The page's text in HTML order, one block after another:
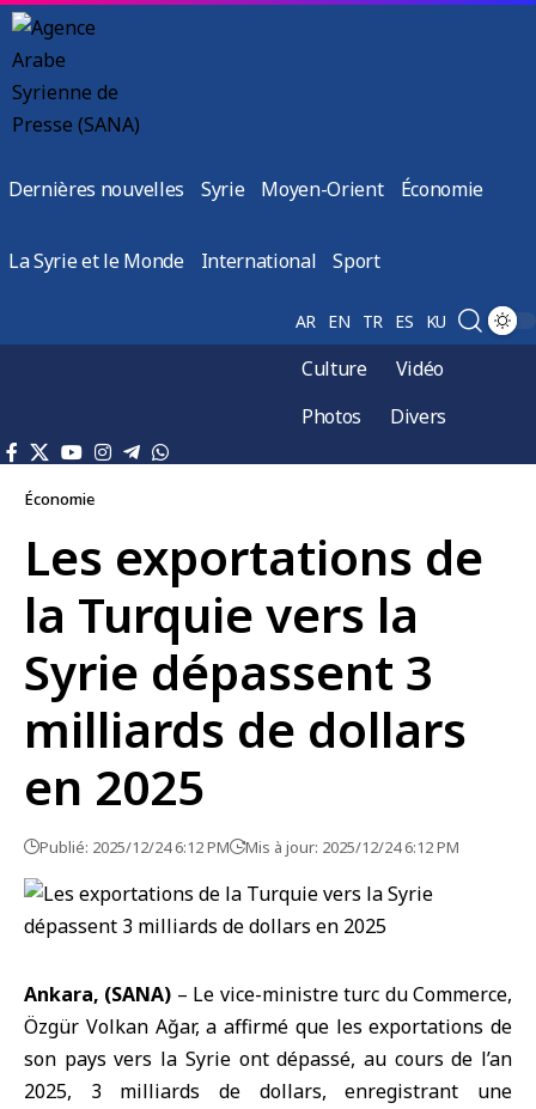
Dernières nouvelles Syrie Moyen-Orient Économie
La Syrie et le Monde International Sport
AR EN TR ES KU
Culture
Vidéo
Photos
Divers
Économie
Les exportations de
la Turquie vers la
Syrie dépassent 3
milliards de dollars
en 2025
Publié: 2025/12/24 6:12 PM Mis à jour: 2025/12/24 6:12 PM
Ankara, (SANA) – Le vice-ministre turc du Commerce,
Özgür Volkan Ağar, a affirmé que les exportations de
son pays vers la Syrieont dépassé, au cours de l’an
2025, 3 milliards de dollars, enregistrant une